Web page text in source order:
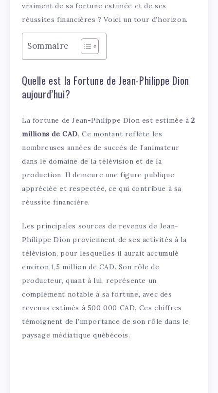
vraiment de sa fortune estimée et de ses
réussites financières ? Voici un tour d’horizon.
Sommaire
Quelle est la Fortune de Jean-Philippe Dion
aujourd’hui?
La fortune de Jean-Philippe Dion est estimée à 2
millions de CAD. Ce montant reflète les
nombreuses années de succès de l’animateur
dans le domaine de la télévision et de la
production. Il demeure une figure publique
appréciée et respectée, ce qui contribue à sa
réussite financière.
Les principales sources de revenus de Jean-
Philippe Dion proviennent de ses activités à la
télévision, pour lesquelles il aurait accumulé
environ 1,5 million de CAD. Son rôle de
producteur, quant à lui, représente un
complément notable à sa fortune, avec des
revenus estimés à 500 000 CAD. Ces chiffres
témoignent de l’importance de son rôle dans le
paysage médiatique québécois.